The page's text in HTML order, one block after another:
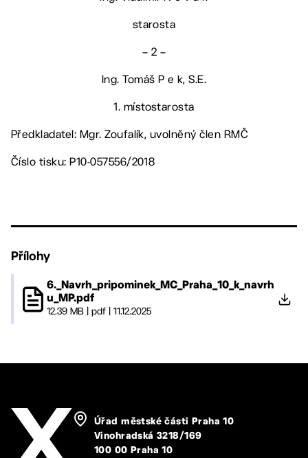
starosta
– 2 –
Ing. Tomáš P e k, S.E.
1. místostarosta
Předkladatel: Mgr. Zoufalík, uvolněný člen RMČ
Číslo tisku: P10-057556/2018
Přílohy
6._Navrh_pripominek_MC_Praha_10_k_navrh
u_MP.pdf
12.39 MB |pdf |11.12.2025
Úřad městské části Praha 10
Vinohradská 3218/169
100 00 Praha 10